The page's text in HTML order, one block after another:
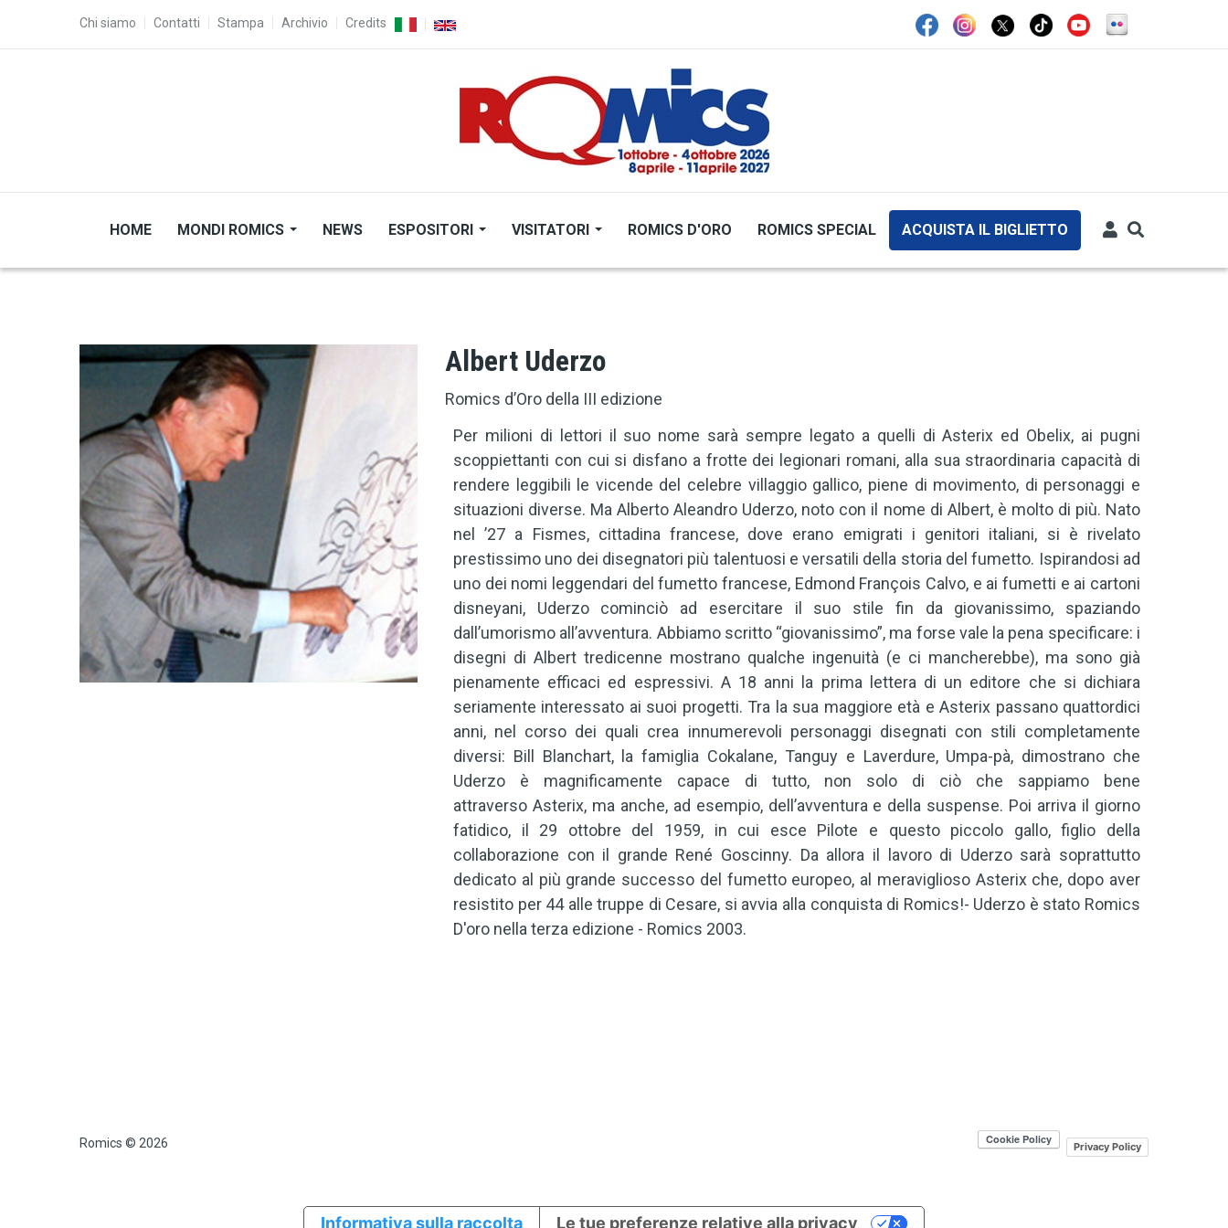
TOP MENU
Chi siamo Contatti Stampa Archivio Credits
HOME MONDI ROMICS NEWS ESPOSITORI VISITATORI ROMICS D'ORO ROMICS SPECIAL ACQUISTA IL BIGLIETTO
Albert Uderzo
Romics d’Oro della III edizione
Per milioni di lettori il suo nome sarà sempre legato a quelli di Asterix ed Obelix, ai pugni
scoppiettanti con cui si disfano a frotte dei legionari romani, alla sua straordinaria capacità di
rendere leggibili le vicende del celebre villaggio gallico, piene di movimento, di personaggi e
situazioni diverse. Ma Alberto Aleandro Uderzo, noto con il nome di Albert, è molto di più. Nato
nel ’27 a Fismes, cittadina francese, dove erano emigrati i genitori italiani, si è rivelato
prestissimo uno dei disegnatori più talentuosi e versatili della storia del fumetto. Ispirandosi ad
uno dei nomi leggendari del fumetto francese, Edmond François Calvo, e ai fumetti e ai cartoni
disneyani, Uderzo cominciò ad esercitare il suo stile fin da giovanissimo, spaziando
dall’umorismo all’avventura. Abbiamo scritto “giovanissimo”, ma forse vale la pena specificare: i
disegni di Albert tredicenne mostrano qualche ingenuità (e ci mancherebbe), ma sono già
pienamente efficaci ed espressivi. A 18 anni la prima lettera di un editore che si dichiara
seriamente interessato ai suoi progetti. Tra la sua maggiore età e Asterix passano quattordici
anni, nel corso dei quali crea innumerevoli personaggi disegnati con stili completamente
diversi: Bill Blanchart, la famiglia Cokalane, Tanguy e Laverdure, Umpa-pà, dimostrano che
Uderzo è magnificamente capace di tutto, non solo di ciò che sappiamo bene
attraverso Asterix, ma anche, ad esempio, dell’avventura e della suspense. Poi arriva il giorno
fatidico, il 29 ottobre del 1959, in cui esce Pilote e questo piccolo gallo, figlio della
collaborazione con il grande René Goscinny. Da allora il lavoro di Uderzo sarà soprattutto
dedicato al più grande successo del fumetto europeo, al meraviglioso Asterix che, dopo aver
resistito per 44 alle truppe di Cesare, si avvia alla conquista di Romics!- Uderzo è stato Romics
D'oro nella terza edizione - Romics 2003.
Romics © 2026 Privacy Policy
Informativa sulla raccolta Le tue preferenze relative alla privacy